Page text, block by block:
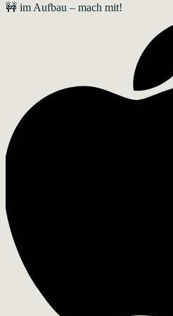
🚧 im Aufbau – mach mit!